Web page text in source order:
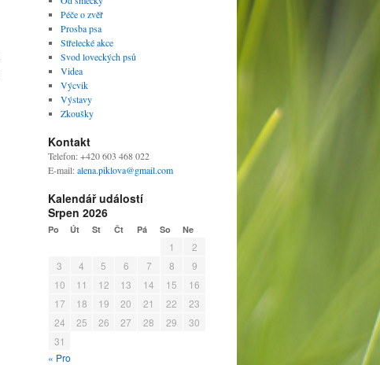
Péče o zvěř
Prosba psa
Střelecké akce
Svod loveckých psů
Videa
Výcvik
Výstavy
Zkoušky
Kontakt
Telefon: +420 603 468 022
E-mail:alena.piklova@gmail.com
Kalendář událostí
Srpen 2026
Po Út St Čt Pá So Ne
1
2
3
4 5 6 7 8
9
10
11 12 13 14 15
16
17
18 19 20 21 22
23
24
25 26 27 28 29
30
31
« Pro